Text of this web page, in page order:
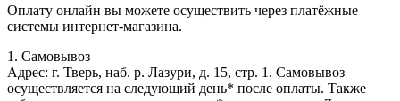
Оплату онлайн вы можете осуществить через платёжные
системы интернет-магазина.
1. Самовывоз
Адрес: г. Тверь, наб. р. Лазури, д. 15, стр. 1. Самовывоз
осуществляется на следующий день* после оплаты. Также